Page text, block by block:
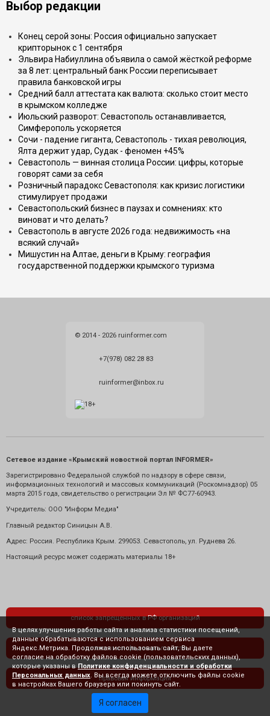
Выбор редакции
Конец серой зоны: Россия официально запускает
крипторынок с 1 сентября
Эльвира Набиуллина объявила о самой жёсткой реформе
за 8 лет: центральный банк России переписывает
правила банковской игры
Средний балл аттестата как валюта: сколько стоит место
в крымском колледже
Июльский разворот: Севастополь останавливается,
Симферополь ускоряется
Сочи - падение гиганта, Севастополь - тихая революция,
Ялта держит удар, Судак - феномен +45%
Севастополь — винная столица России: цифры, которые
говорят сами за себя
Розничный парадокс Севастополя: как кризис логистики
стимулирует продажи
Севастопольский бизнес в паузах и сомнениях: кто
виноват и что делать?
Севастополь в августе 2026 года: недвижимость «на
всякий случай»
Мишустин на Алтае, деньги в Крыму: география
государственной поддержки крымского туризма
© 2014 - 2026 ruinformer.com
+7(978) 082 28 83
ruinformer@inbox.ru
Сетевое издание «Крымский новостной портал INFORMER»
Зарегистрировано Федеральной службой по надзору в сфере связи,
информационных технологий и массовых коммуникаций (Роскомнадзор) 05
марта 2015 года, свидетельство о регистрации Эл № ФС77-60943.
Учредитель: ООО "Информ Медиа"
Главный редактор Синицын А.В.
Адрес: Россия. Республика Крым. 299053. Севастополь, ул. Руднева 26.
Настоящий ресурс может содержать материалы 18+
список запрещенных в РФ организаций
политика конфиденциальности
правовая информация
В целях улучшения работы сайта и анализа статистики посещений,
данные обрабатываются с использованием сервиса
Яндекс.Метрика. Продолжая использовать сайт, Вы даете
согласие на обработку файлов cookie (пользовательских данных),
которые указаны в Политике конфиденциальности и обработки
Персональных данных . Вы всегда можете отключить файлы cookie
в настройках Вашего браузера или покинуть сайт.
Я согласен